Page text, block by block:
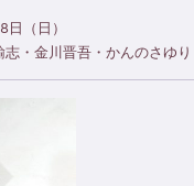
（日）
・金川晋吾・かんのさゆり